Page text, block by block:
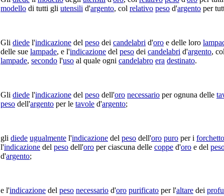
modello di tutti gli utensili d'argento, col relativo peso d'argento per
Gli diede l'indicazione del peso dei candelabri d'oro e delle loro
delle sue lampade, e l'indicazione del peso dei candelabri d'argento, col
lampade, secondo l'uso al quale ogni candelabro era destinato.
Gli diede l'indicazione del peso dell'oro necessario per ognuna delle
peso dell'argento per le tavole d'argento;
gli diede ugualmente l'indicazione del peso dell'oro puro per i
l'indicazione del peso dell'oro per ciascuna delle coppe d'oro e del
d'argento;
e l'indicazione del peso necessario d'oro purificato per l'altare dei